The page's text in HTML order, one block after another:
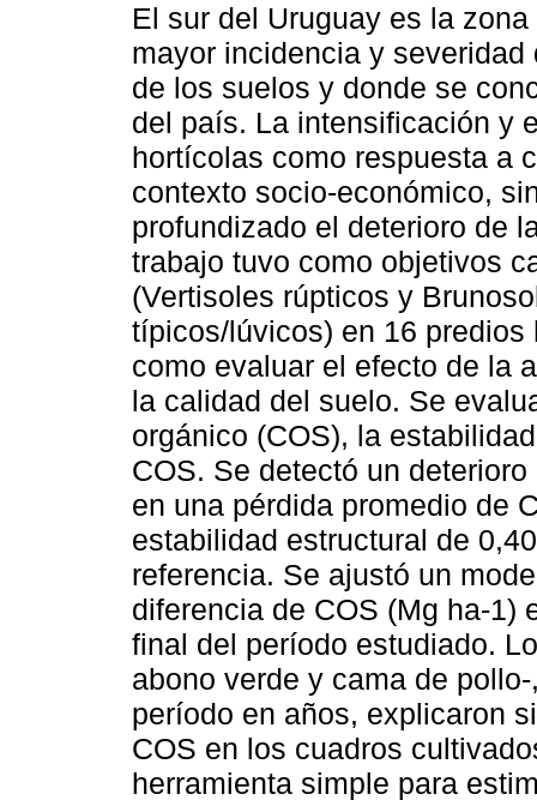
El sur del Uruguay es la
mayor incidencia y severidad
de los suelos y donde se
del país. La intensificación y
hortícolas como respuesta a
contexto socio-económico,
profundizado el deterioro de
trabajo tuvo como objetivos
(Vertisoles rúpticos y
típicos/lúvicos) en 16
como evaluar el efecto de la
la calidad del suelo. Se
orgánico (COS), la
COS. Se detectó un
en una pérdida promedio de
estabilidad estructural de
referencia. Se ajustó un
diferencia de COS (Mg ha-1)
final del período estudiado.
abono verde y cama de
período en años, explicaron
COS en los cuadros
herramienta simple para